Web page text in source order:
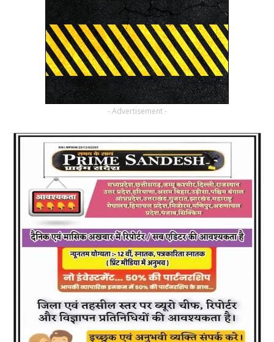
- Advertisement -